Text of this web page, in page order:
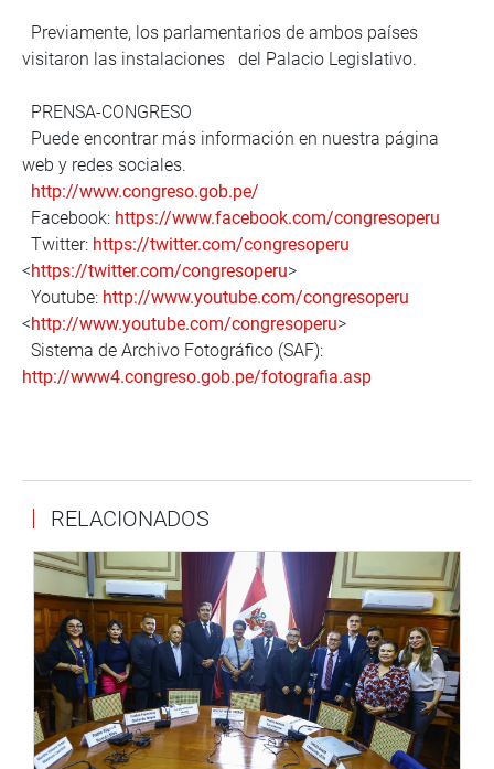
Previamente, los parlamentarios de ambos países
visitaron las instalaciones del Palacio Legislativo.
PRENSA-CONGRESO
Puede encontrar más información en nuestra página
web y redes sociales.
http://www.congreso.gob.pe/
Facebook: https://www.facebook.com/congresoperu
Twitter: https://twitter.com/congresoperu
<https://twitter.com/congresoperu>
Youtube: http://www.youtube.com/congresoperu
<http://www.youtube.com/congresoperu>
Sistema de Archivo Fotográfico (SAF):
http://www4.congreso.gob.pe/fotografia.asp
RELACIONADOS